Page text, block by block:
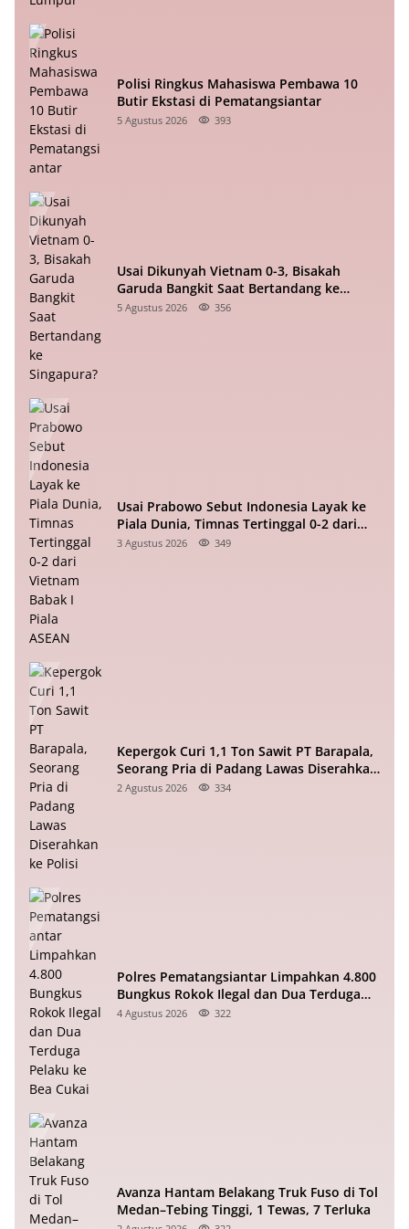
Polisi Ringkus Mahasiswa Pembawa 10
Butir Ekstasi di Pematangsiantar
5 Agustus 2026 393
Usai Dikunyah Vietnam 0-3, Bisakah
Garuda Bangkit Saat Bertandang ke
Singapura?
5 Agustus 2026 356
Usai Prabowo Sebut Indonesia Layak ke
Piala Dunia, Timnas Tertinggal 0-2 dari
Vietnam Babak I Piala ASEAN
3 Agustus 2026 349
Kepergok Curi 1,1 Ton Sawit PT Barapala,
Seorang Pria di Padang Lawas Diserahkan
ke Polisi
2 Agustus 2026 334
Polres Pematangsiantar Limpahkan 4.800
Bungkus Rokok Ilegal dan Dua Terduga
Pelaku ke Bea Cukai
4 Agustus 2026 322
Avanza Hantam Belakang Truk Fuso di Tol
Medan–Tebing Tinggi, 1 Tewas, 7 Terluka